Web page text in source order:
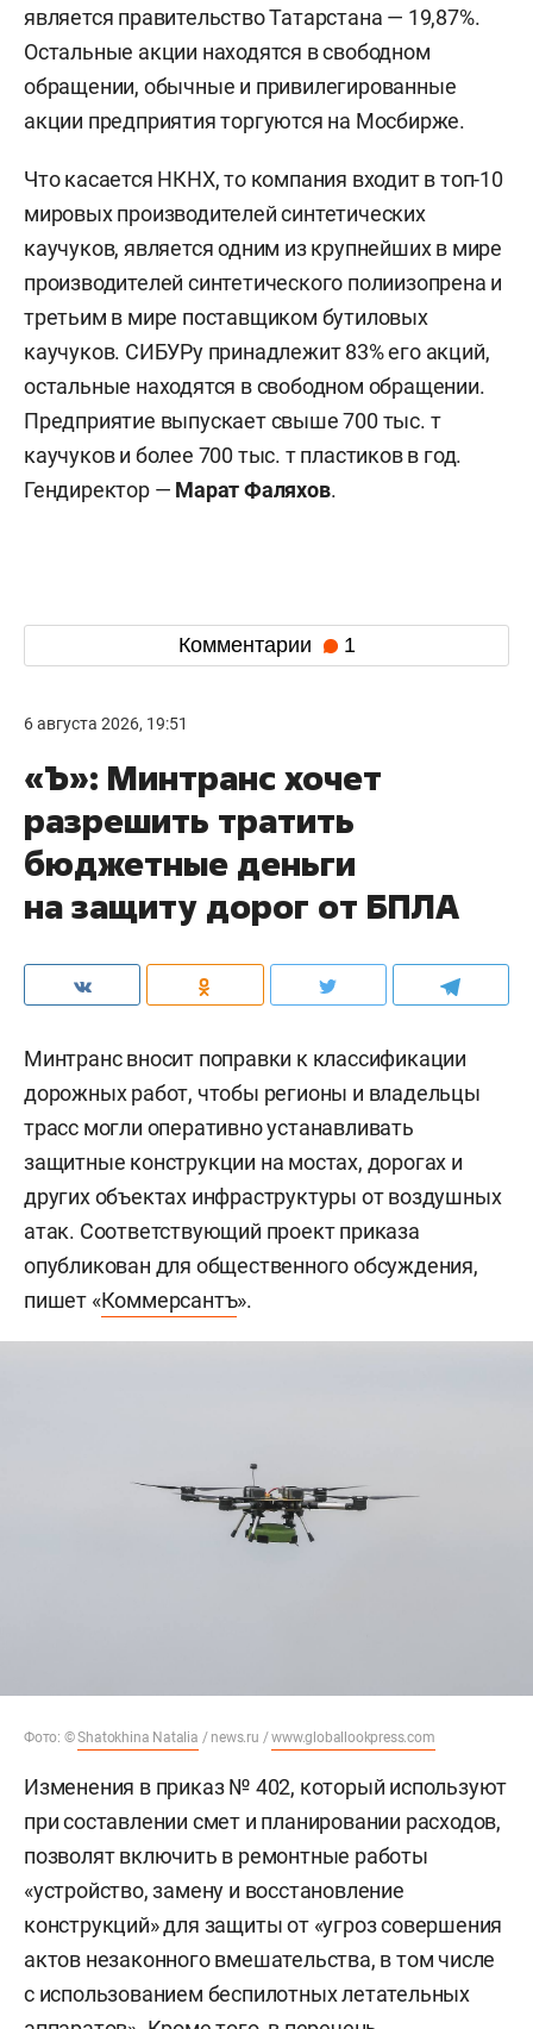
является правительство Татарстана — 19,87%.
Остальные акции находятся в свободном
обращении, обычные и привилегированные
акции предприятия торгуются на Мосбирже.
Что касается НКНХ, то компания входит в топ-10
мировых производителей синтетических
каучуков, является одним из крупнейших в мире
производителей синтетического полиизопрена и
третьим в мире поставщиком бутиловых
каучуков. СИБУРу принадлежит 83% его акций,
остальные находятся в свободном обращении.
Предприятие выпускает свыше 700 тыс. т
каучуков и более 700 тыс. т пластиков в год.
Гендиректор — Марат Фаляхов.
Комментарии 1
6 августа 2026, 19:51
«Ъ»: Минтранс хочет
разрешить тратить
бюджетные деньги
на защиту дорог от БПЛА
Минтранс вносит поправки к классификации
дорожных работ, чтобы регионы и владельцы
трасс могли оперативно устанавливать
защитные конструкции на мостах, дорогах и
других объектах инфраструктуры от воздушных
атак. Соответствующий проект приказа
опубликован для общественного обсуждения,
пишет «Коммерсантъ».
Фото: ©Shatokhina Natalia / news.ru /www.globallookpress.com
Изменения в приказ № 402, который используют
при составлении смет и планировании расходов,
позволят включить в ремонтные работы
«устройство, замену и восстановление
конструкций» для защиты от «угроз совершения
актов незаконного вмешательства, в том числе
с использованием беспилотных летательных